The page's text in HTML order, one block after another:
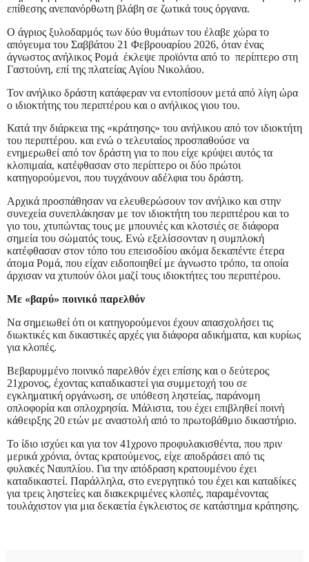
επίθεσης ανεπανόρθωτη βλάβη σε ζωτικά τους όργανα.
Ο άγριος ξυλοδαρμός των δύο θυμάτων του έλαβε χώρα το
απόγευμα του Σαββάτου 21 Φεβρουαρίου 2026, όταν ένας
άγνωστος ανήλικος Ρομά έκλεψε προϊόντα από το περίπτερο στη
Γαστούνη, επί της πλατείας Αγίου Νικολάου.
Τον ανήλικο δράστη κατάφεραν να εντοπίσουν μετά από λίγη ώρα
ο ιδιοκτήτης του περιπτέρου και ο ανήλικος γιου του.
Κατά την διάρκεια της «κράτησης» του ανήλικου από τον ιδιοκτήτη
του περιπτέρου. και ενώ ο τελευταίος προσπαθούσε να
ενημερωθεί από τον δράστη για το που είχε κρύψει αυτός τα
κλοπιμαία, κατέφθασαν στο περίπτερο οι δύο πρώτοι
κατηγορούμενοι, που τυγχάνουν αδέλφια του δράστη.
Αρχικά προσπάθησαν να ελευθερώσουν τον ανήλικο και στην
συνεχεία συνεπλάκησαν με τον ιδιοκτήτη του περιπτέρου και το
γιο του, χτυπώντας τους με μπουνιές και κλοτσιές σε διάφορα
σημεία του σώματός τους. Ενώ εξελίσσονταν η συμπλοκή
κατέφθασαν στον τόπο του επεισοδίου ακόμα δεκαπέντε έτερα
άτομα Ρομά, που είχαν ειδοποιηθεί με άγνωστο τρόπο, τα οποία
άρχισαν να χτυπούν όλοι μαζί τους ιδιοκτήτες του περιπτέρου.
Με «βαρύ» ποινικό παρελθόν
Να σημειωθεί ότι οι κατηγορούμενοι έχουν απασχολήσει τις
διωκτικές και δικαστικές αρχές για διάφορα αδικήματα, και κυρίως
για κλοπές.
Βεβαρυμμένο ποινικό παρελθόν έχει επίσης και ο δεύτερος
21χρονος, έχοντας καταδικαστεί για συμμετοχή του σε
εγκληματική οργάνωση, σε υπόθεση ληστείας, παράνομη
οπλοφορία και οπλοχρησία. Μάλιστα, του έχει επιβληθεί ποινή
κάθειρξης 20 ετών με αναστολή από το πρωτοβάθμιο δικαστήριο.
Το ίδιο ισχύει και για τον 41χρονο προφυλακισθέντα, που πριν
μερικά χρόνια, όντας κρατούμενος, είχε αποδράσει από τις
φυλακές Ναυπλίου. Για την απόδραση κρατουμένου έχει
καταδικαστεί. Παράλληλα, στο ενεργητικό του έχει και καταδίκες
για τρεις ληστείες και διακεκριμένες κλοπές, παραμένοντας
τουλάχιστον για μια δεκαετία έγκλειστος σε κατάστημα κράτησης.